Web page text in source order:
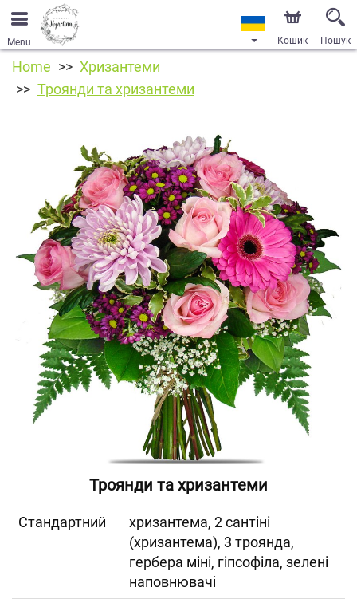
Menu Кошик Пошук
Home
Хризантеми
Троянди та хризантеми
Троянди та хризантеми
Cтандартний
хризантема, 2 сантіні
(хризантема), 3 троянда,
гербера міні, гіпсофіла, зелені
наповнювачі